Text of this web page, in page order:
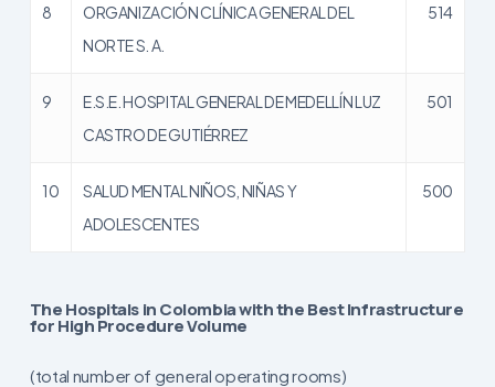
8
ORGANIZACIÓN CLÍNICA GENERAL DEL
NORTE S. A.
514
9
E.S.E. HOSPITAL GENERAL DE MEDELLÍN LUZ
CASTRO DE GUTIÉRREZ
501
10
SALUD MENTAL NIÑOS, NIÑAS Y
ADOLESCENTES
500
The Hospitals in Colombia with the Best Infrastructure
for High Procedure Volume
(total number of general operating rooms)